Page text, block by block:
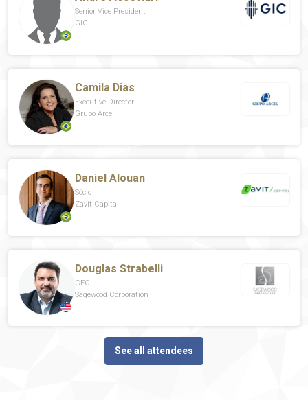
Senior Vice President
GIC
Camila Dias
Executive Director
Grupo Arcel
Daniel Alouan
Sócio
Zavit Capital
Douglas Strabelli
CEO
Sagewood Corporation
See all attendees